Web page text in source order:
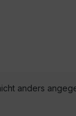
anders